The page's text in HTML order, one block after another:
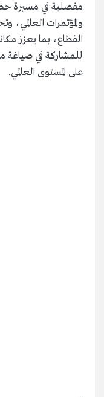
مفصلية في مسيرة
والمؤتمرات العالمي،
القطاع، بما يعزز
للمشاركة في صياغة
على المستوى العالمي.